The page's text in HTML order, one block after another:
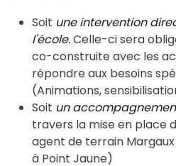
Soit une intervention
l'école.Celle-ci sera
co-construite avec les
répondre aux besoins
(Animations,
Soit un
travers la mise en place
agent de terrain
à Point Jaune)